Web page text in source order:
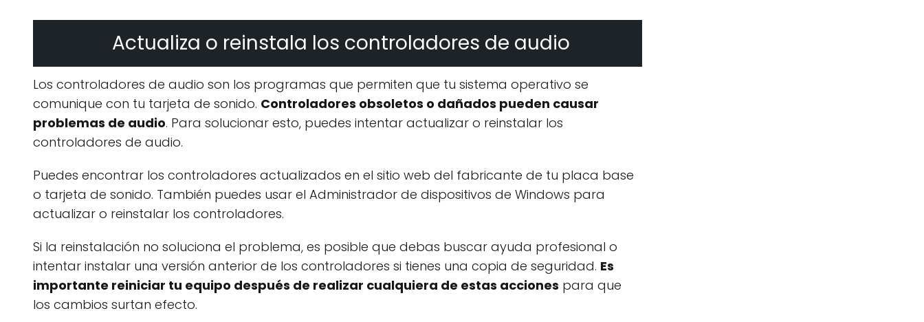
Actualiza o reinstala los controladores de audio
Los controladores de audio son los programas que permiten que tu sistema operativo se
comunique con tu tarjeta de sonido. Controladores obsoletos o dañados pueden causar
problemas de audio. Para solucionar esto, puedes intentar actualizar o reinstalar los
controladores de audio.
Puedes encontrar los controladores actualizados en el sitio web del fabricante de tu placa base
o tarjeta de sonido. También puedes usar el Administrador de dispositivos de Windows para
actualizar o reinstalar los controladores.
Si la reinstalación no soluciona el problema, es posible que debas buscar ayuda profesional o
intentar instalar una versión anterior de los controladores si tienes una copia de seguridad. Es
importante reiniciar tu equipo después de realizar cualquiera de estas acciones para que
los cambios surtan efecto.